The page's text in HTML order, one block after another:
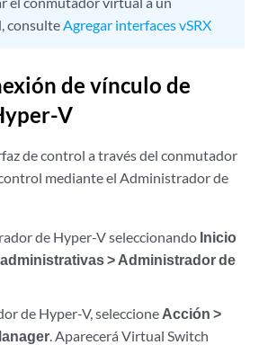
consulteAgregar interfaces vSRX
de vínculo de
V
de control a través del conmutador
mediante el Administrador de
de Hyper-V seleccionando Inicio
> Administrador de
de Hyper-V, seleccione Acción >
. Aparecerá Virtual Switch